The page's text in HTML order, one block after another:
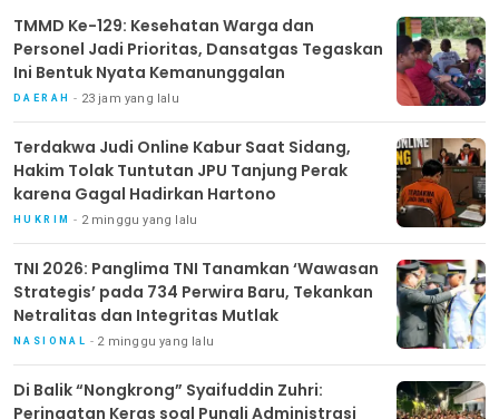
TMMD Ke-129: Kesehatan Warga dan
Personel Jadi Prioritas, Dansatgas Tegaskan
Ini Bentuk Nyata Kemanunggalan
DAERAH 23 jam yang lalu
Terdakwa Judi Online Kabur Saat Sidang,
Hakim Tolak Tuntutan JPU Tanjung Perak
karena Gagal Hadirkan Hartono
HUKRIM 2 minggu yang lalu
TNI 2026: Panglima TNI Tanamkan ‘Wawasan
Strategis’ pada 734 Perwira Baru, Tekankan
Netralitas dan Integritas Mutlak
NASIONAL 2 minggu yang lalu
Di Balik “Nongkrong” Syaifuddin Zuhri:
Peringatan Keras soal Pungli Administrasi